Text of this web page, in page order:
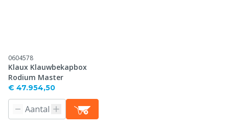
0604578
Klaux Klauwbekapbox
Rodium Master
€ 47.954,50